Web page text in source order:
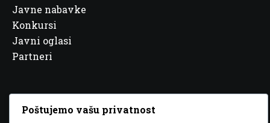
Javne nabavke
Konkursi
Javni oglasi
Partneri
Poštujemo vašu privatnost